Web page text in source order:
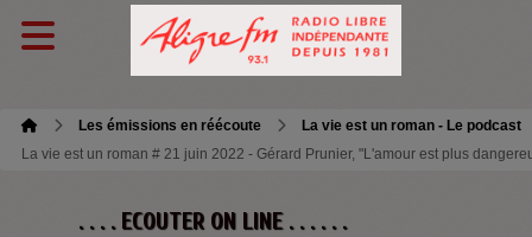
Les émissions en réécoute
La vie est un roman - Le podcast
La vie est un roman # 21 juin 2022 - Gérard Prunier, "L'amour est plus
. . . . ECOUTER ON LINE . . . . . .